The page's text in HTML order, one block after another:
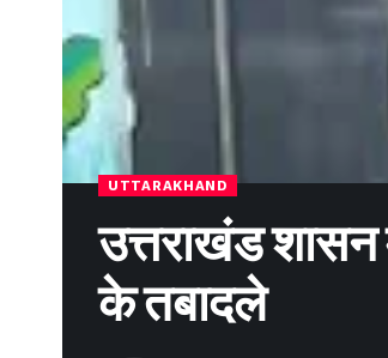
UTTARAKHAND
उत्तराखंड
के तबादले